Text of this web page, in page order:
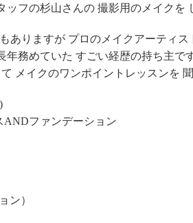
フの杉山さんの 撮影用のメイクを
りますが プロのメイクアーティス
務めていた すごい経歴の持ち主です
メイクのワンポイントレッスンを
ANDファンデーション
ン）